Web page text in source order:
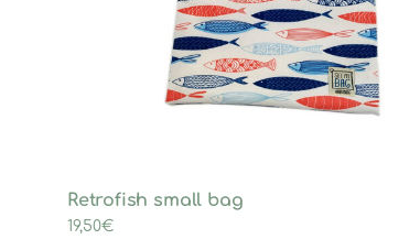
Retrofish small bag
19,50€